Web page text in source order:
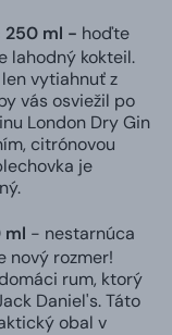
250 ml - hoďte
lahodný kokteil.
vytiahnuť z
vás osviežil po
London Dry Gin
citrónovou
je
ml - nestarnúca
nový rozmer!
rum, ktorý
Daniel's. Táto
obal v